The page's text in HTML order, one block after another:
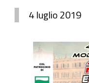
4 luglio 2019